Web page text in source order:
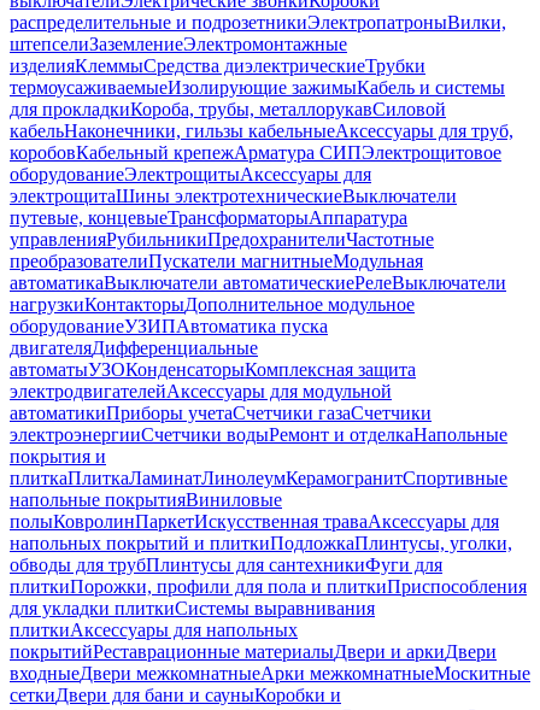
распределительные и подрозетникиЭлектропатроныВилки,
штепселиЗаземлениеЭлектромонтажные
изделияКлеммыСредства диэлектрическиеТрубки
термоусаживаемыеИзолирующие зажимыКабель и системы
для прокладкиКороба, трубы, металлорукавСиловой
кабельНаконечники, гильзы кабельныеАксессуары для труб,
коробовКабельный крепежАрматура СИПЭлектрощитовое
оборудованиеЭлектрощитыАксессуары для
электрощитаШины электротехническиеВыключатели
путевые, концевыеТрансформаторыАппаратура
управленияРубильникиПредохранителиЧастотные
преобразователиПускатели магнитныеМодульная
автоматикаВыключатели автоматическиеРелеВыключатели
нагрузкиКонтакторыДополнительное модульное
оборудованиеУЗИПАвтоматика пуска
двигателяДифференциальные
автоматыУЗОКонденсаторыКомплексная защита
электродвигателейАксессуары для модульной
автоматикиПриборы учетаСчетчики газаСчетчики
электроэнергииСчетчики водыРемонт и отделкаНапольные
покрытия и
плиткаПлиткаЛаминатЛинолеумКерамогранитСпортивные
напольные покрытияВиниловые
полыКовролинПаркетИскусственная траваАксессуары для
напольных покрытий и плиткиПодложкаПлинтусы, уголки,
обводы для трубПлинтусы для сантехникиФуги для
плиткиПорожки, профили для пола и плиткиПриспособления
для укладки плиткиСистемы выравнивания
плиткиАксессуары для напольных
покрытийРеставрационные материалыДвери и аркиДвери
входныеДвери межкомнатныеАрки межкомнатныеМоскитные
сеткиДвери для бани и сауныКоробки и